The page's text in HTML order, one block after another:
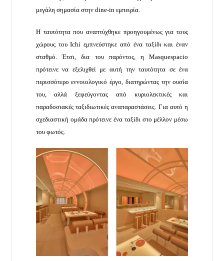
μεγάλη σημασία στην dine-in εμπειρία.
Η ταυτότητα που αναπτύχθηκε προηγουμένως για τους
χώρους του Ichi εμπνεύστηκε από ένα ταξίδι και έναν
σταθμό. Έτσι, δια του παρόντος, η Masquespacio
πρότεινε να εξελιχθεί με αυτή την ταυτότητα σε ένα
περισσότερο εννοιολογικό έργο, διατηρώντας την ουσία
του, αλλά ξεφεύγοντας από κυριολεκτικές και
παραδοσιακές ταξιδιωτικές αναπαραστάσεις. Για αυτό η
σχεδιαστική ομάδα πρότεινε ένα ταξίδι στο μέλλον μέσω
του φωτός.